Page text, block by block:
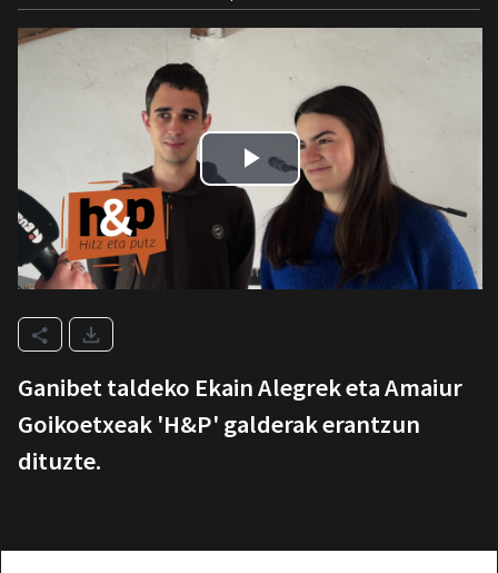
Ganibet taldeko Ekain Alegrek eta Amaiur
Goikoetxeak 'H&P' galderak erantzun
dituzte.